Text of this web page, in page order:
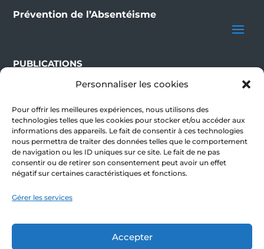
Personnaliser les cookies
Pour offrir les meilleures expériences, nous utilisons des
technologies telles que les cookies pour stocker et/ou accéder aux
informations des appareils. Le fait de consentir à ces technologies
nous permettra de traiter des données telles que le comportement
de navigation ou les ID uniques sur ce site. Le fait de ne pas
consentir ou de retirer son consentement peut avoir un effet
négatif sur certaines caractéristiques et fonctions.
Gérer les services
Accepter
Prévention de l’Absentéisme
PUBLICATIONS
NOUS CONTACTER
S’inscrire à la newsletter !